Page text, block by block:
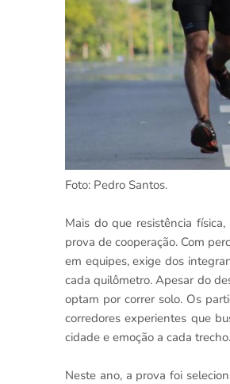
Foto: Pedro Santos.
Mais do que resistência
prova de cooperação. Com
em equipes, exige dos
cada quilômetro. Apesar do
optam por correr solo. Os
corredores experientes que
cidade e emoção a cada trecho.
Neste ano, a prova foi